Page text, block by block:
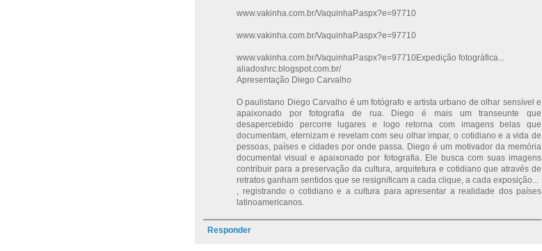
www.vakinha.com.br/VaquinhaP.aspx?e=97710
www.vakinha.com.br/VaquinhaP.aspx?e=97710
www.vakinha.com.br/VaquinhaP.aspx?e=97710Expedição fotográfica...
aliadoshrc.blogspot.com.br/
Apresentação Diego Carvalho
O paulistano Diego Carvalho é um fotógrafo e artista urbano de olhar sensível e
apaixonado por fotografia de rua. Diego é mais um transeunte que
desapercebido percorre lugares e logo retorna com imagens belas que
documentam, eternizam e revelam com seu olhar impar, o cotidiano e a vida de
pessoas, países e cidades por onde passa. Diego é um motivador da memória
documental visual e apaixonado por fotografia. Ele busca com suas imagens
contribuir para a preservação da cultura, arquitetura e cotidiano que através de
retratos ganham sentidos que se resignificam a cada clique, a cada exposição...
, registrando o cotidiano e a cultura para apresentar a realidade dos países
latinoamericanos.
Responder